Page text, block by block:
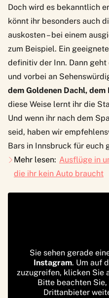
Doch wird es bekanntlich
könnt ihr besonders auch
auskosten – bei einem
zum Beispiel. Ein
definitiv der Inn. Dann
und vorbei an
dem Goldenen Dachl,
diese Weise lernt ihr die
Und wenn ihr nach dem
seid, haben wir
Bars in Innsbruck für euch
Mehr lesen: Ausflüge in
die ihr kein Auto braucht
Sie sehen gerade
Instagram. Um auf
zuzugreifen, klicken Sie
Bitte beachten
Drittanbieter